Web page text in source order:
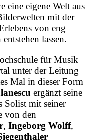
eine eigene Welt aus
mit der
von eng
lassen.
für Musik
unter der Leitung
Mal in dieser Form
ergänzt seine
Solist mit seiner
von den
, Ingeborg Wolff,